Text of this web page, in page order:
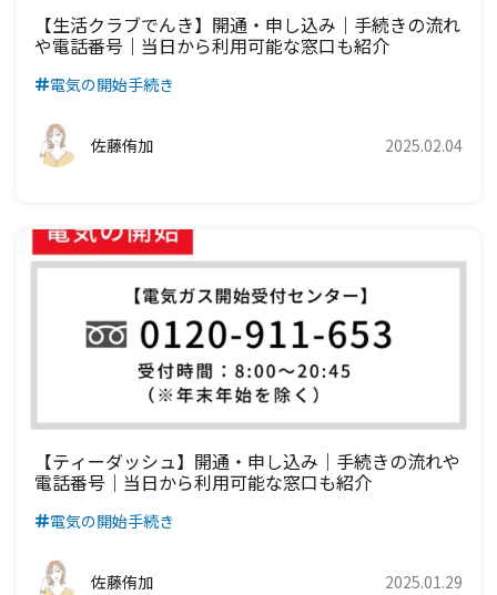
【生活クラブでんき】開通・申し込み｜手続きの流れ
や電話番号｜当日から利用可能な窓口も紹介
電気の開始手続き
佐藤侑加 2025.02.04
【ティーダッシュ】開通・申し込み｜手続きの流れや
電話番号｜当日から利用可能な窓口も紹介
電気の開始手続き
佐藤侑加 2025.01.29